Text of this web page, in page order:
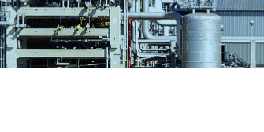
当社が選ばれる理由
屋外設置型装置